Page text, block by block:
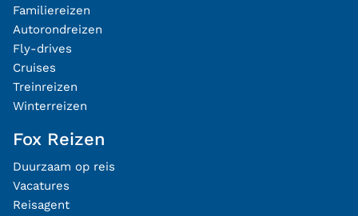
Familiereizen
Autorondreizen
Fly-drives
Cruises
Treinreizen
Winterreizen
Fox Reizen
Duurzaam op reis
Vacatures
Reisagent